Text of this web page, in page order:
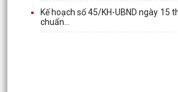
Kế hoạch số 45/KH-UBND ngày 15
chuẩn...